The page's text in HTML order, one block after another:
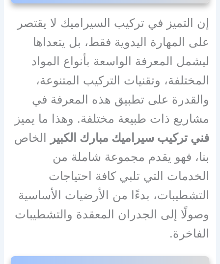
إن التميز في تركيب السيراميك لا يقتصر
على المهارة اليدوية فقط، بل يتعداها
ليشمل المعرفة الواسعة بأنواع المواد
المختلفة، وتقنيات التركيب المتنوعة،
والقدرة على تطبيق هذه المعرفة في
مشاريع ذات طبيعة مختلفة. وهذا ما يميز
فني تركيب سيراميك مبارك الكبير الخاص
بنا، فهو يقدم مجموعة شاملة من
الخدمات التي تلبي كافة احتياجات
التشطيبات، بدءًا من الأرضيات الأساسية
وصولًا إلى الجدران المعقدة والتشطيبات
الفاخرة.